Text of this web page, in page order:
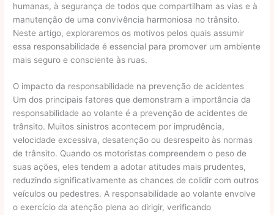
humanas, à segurança de todos que compartilham as vias e à
manutenção de uma convivência harmoniosa no trânsito.
Neste artigo, exploraremos os motivos pelos quais assumir
essa responsabilidade é essencial para promover um ambiente
mais seguro e consciente às ruas.
O impacto da responsabilidade na prevenção de acidentes
Um dos principais fatores que demonstram a importância da
responsabilidade ao volante é a prevenção de acidentes de
trânsito. Muitos sinistros acontecem por imprudência,
velocidade excessiva, desatenção ou desrespeito às normas
de trânsito. Quando os motoristas compreendem o peso de
suas ações, eles tendem a adotar atitudes mais prudentes,
reduzindo significativamente as chances de colidir com outros
veículos ou pedestres. A responsabilidade ao volante envolve
o exercício da atenção plena ao dirigir, verificando